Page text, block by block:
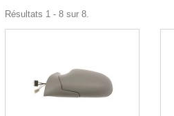
Résultats 1 - 8 sur 8.